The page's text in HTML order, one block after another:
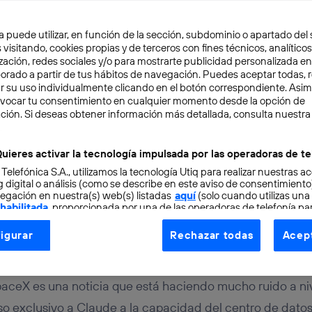
ARTIFICIAL 4 min
alianza entre Claude y
de Colossus
es una noticia que está haciendo mucho ruido a
exclusivo a Claude a la capacidad del centro de datos
puede utilizar, en función de la sección, subdominio o apartado del
visitando, cookies propias y de terceros con fines técnicos,
redes sociales y/o para mostrarte publicidad personalizada
a partir de tus hábitos de navegación. Puedes aceptar todas,
su uso individualmente clicando en el botón correspondiente.
tu consentimiento en cualquier momento desde la opción de
Si deseas obtener información más detallada, consulta nuestra
activar la tecnología impulsada por las operadoras de
S.A., utilizamos la tecnología Utiq para realizar nuestras
digital o análisis (como se describe en este aviso de
en nuestra(s) web(s) listadas aquí(solo cuando utilizas una
, proporcionada por una de las operadoras de telefonía
consentimiento en cada página web).
Utiq está diseñada con la privacidad como prioridad
tu dirección IP y otra información de la cuenta de cliente de
a la conexión que utilizas (p. ej., número de teléfono móvil).
Rechazar todas